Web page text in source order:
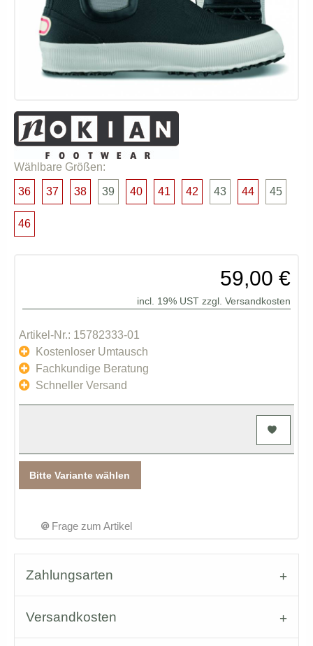
Wählbare Größen:
36 37 38 39 40 41 42 43 44 45
46
59,00 €
incl. 19% UST zzgl. Versandkosten
Artikel-Nr.: 15782333-01
Kostenloser Umtausch
Fachkundige Beratung
Schneller Versand
Bitte Variante wählen
Frage zum Artikel
Zahlungsarten
Versandkosten